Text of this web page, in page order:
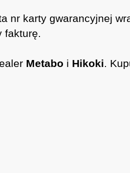
nr karty gwarancyjnej
fakturę.
Metabo i Hikoki.